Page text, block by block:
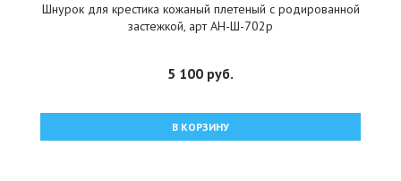
Шнурок для крестика кожаный плетеный с родированной
застежкой, арт АН-Ш-702р
5 100 руб.
В КОРЗИНУ